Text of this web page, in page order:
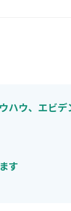
ハウ、エビデ
す